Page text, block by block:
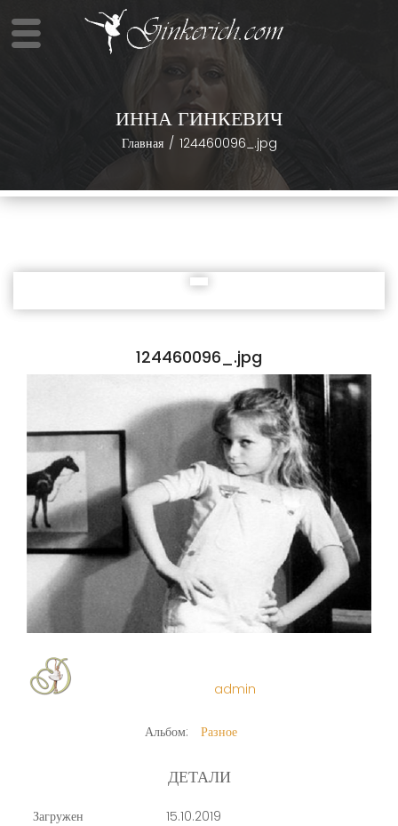
ИННА ГИНКЕВИЧ
Главная 124460096_.jpg
124460096_.jpg
admin
Альбом: Разное
ДЕТАЛИ
Загружен 15.10.2019